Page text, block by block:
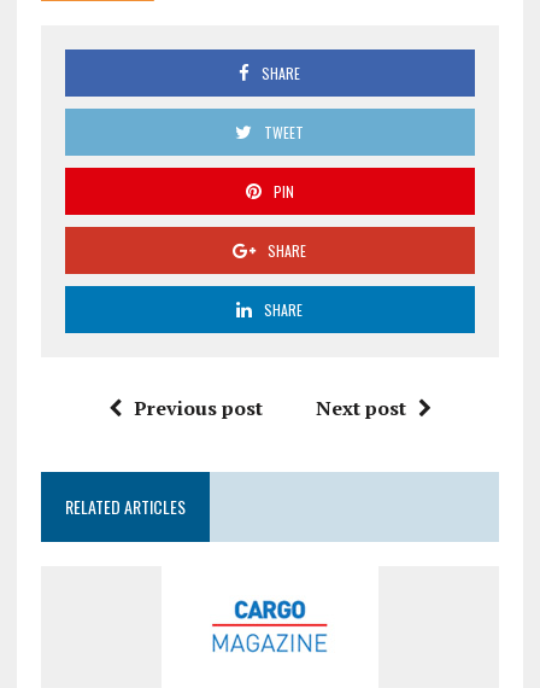
SHARE
TWEET
PIN
SHARE
SHARE
Previous post Next post
RELATED ARTICLES